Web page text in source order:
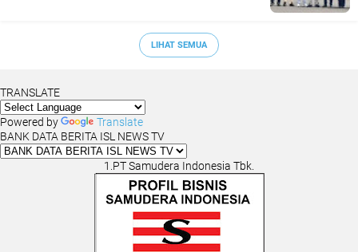
LIHAT SEMUA
TRANSLATE
Powered by
Translate
BANK DATA BERITA ISL NEWS TV
1.PT Samudera Indonesia Tbk.